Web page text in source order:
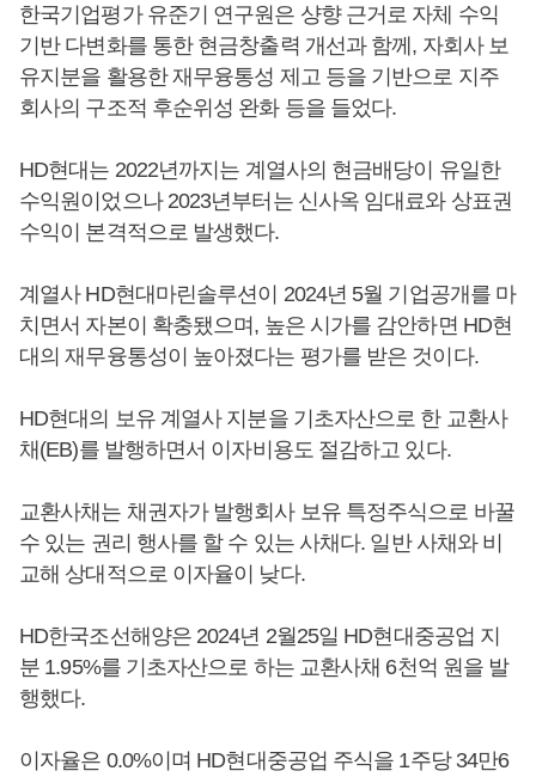
한국기업평가 유준기 연구원은 샹향 근거로 자체 수익
기반 다변화를 통한 현금창출력 개선과 함께, 자회사 보
유지분을 활용한 재무융통성 제고 등을 기반으로 지주
회사의 구조적 후순위성 완화 등을 들었다.
HD현대는 2022년까지는 계열사의 현금배당이 유일한
수익원이었으나 2023년부터는 신사옥 임대료와 상표권
수익이 본격적으로 발생했다.
계열사 HD현대마린솔루션이 2024년 5월 기업공개를 마
치면서 자본이 확충됐으며, 높은 시가를 감안하면 HD현
대의 재무융통성이 높아졌다는 평가를 받은 것이다.
HD현대의 보유 계열사 지분을 기초자산으로 한 교환사
채(EB)를 발행하면서 이자비용도 절감하고 있다.
교환사채는 채권자가 발행회사 보유 특정주식으로 바꿀
수 있는 권리 행사를 할 수 있는 사채다. 일반 사채와 비
교해 상대적으로 이자율이 낮다.
HD한국조선해양은 2024년 2월25일 HD현대중공업 지
분 1.95%를 기초자산으로 하는 교환사채 6천억 원을 발
행했다.
이자율은 0.0%이며 HD현대중공업 주식을 1주당 34만6